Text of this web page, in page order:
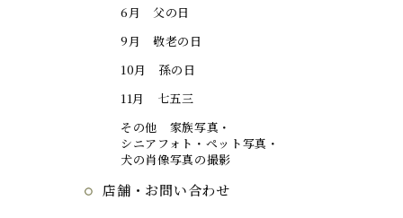
6月 父の日
9月 敬老の日
10月 孫の日
11月 七五三
その他 家族写真・
シニアフォト・ペット写真・
犬の肖像写真の撮影
店舗・お問い合わせ